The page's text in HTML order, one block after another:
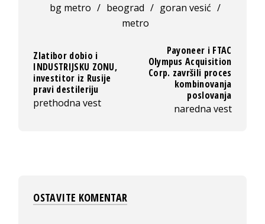
bg metro / beograd / goran vesić /
metro
Zlatibor dobio i
INDUSTRIJSKU ZONU,
investitor iz Rusije
pravi destileriju
prethodna vest
Payoneer i FTAC
Olympus Acquisition
Corp. završili proces
kombinovanja
poslovanja
naredna vest
OSTAVITE KOMENTAR